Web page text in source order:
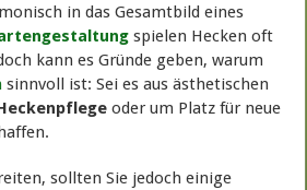
in das Gesamtbild eines
spielen Hecken oft
kann es Gründe geben, warum
sinnvoll ist: Sei es aus ästhetischen
oder um Platz für neue
sollten Sie jedoch einige